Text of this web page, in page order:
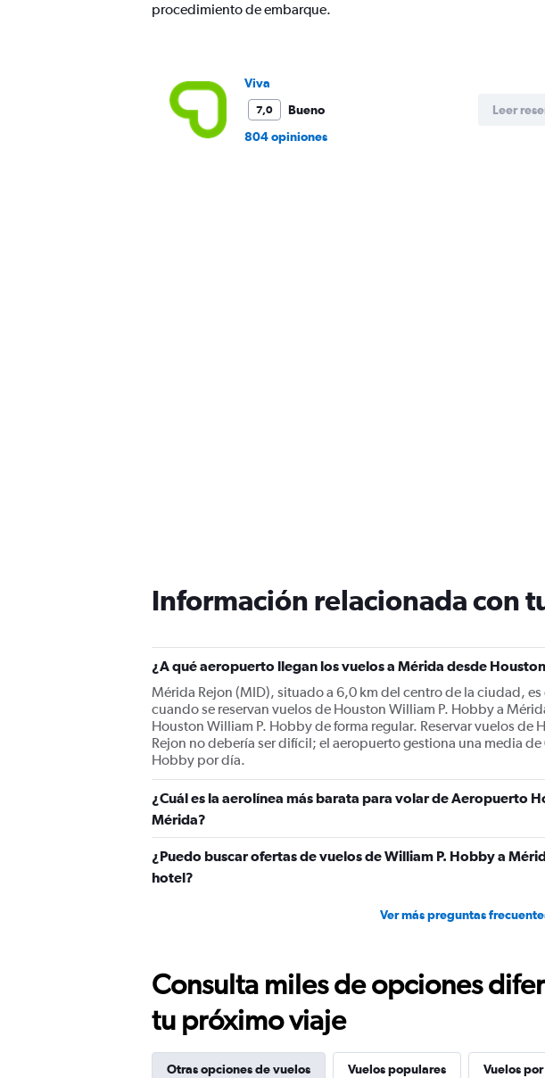
procedimiento de embarque.
Viva
7,0
Bueno
804 opiniones
Leer
Información relacionada con
¿A qué aeropuerto llegan los vuelos a Mérida desde
Mérida Rejon (MID), situado a 6,0 km del centro de la ciudad,
cuando se reservan vuelos de Houston William P. Hobby a
Houston William P. Hobby de forma regular. Reservar vuelos de
Rejon no debería ser difícil; el aeropuerto gestiona una media
Hobby por día.
¿Cuál es la aerolínea más barata para volar de Aeropuerto
Mérida?
¿Puedo buscar ofertas de vuelos de William P. Hobby a
hotel?
Ver más preguntas
Consulta miles de opciones
tu próximo viaje
Otras opciones de vuelos Vuelos populares Vuelos